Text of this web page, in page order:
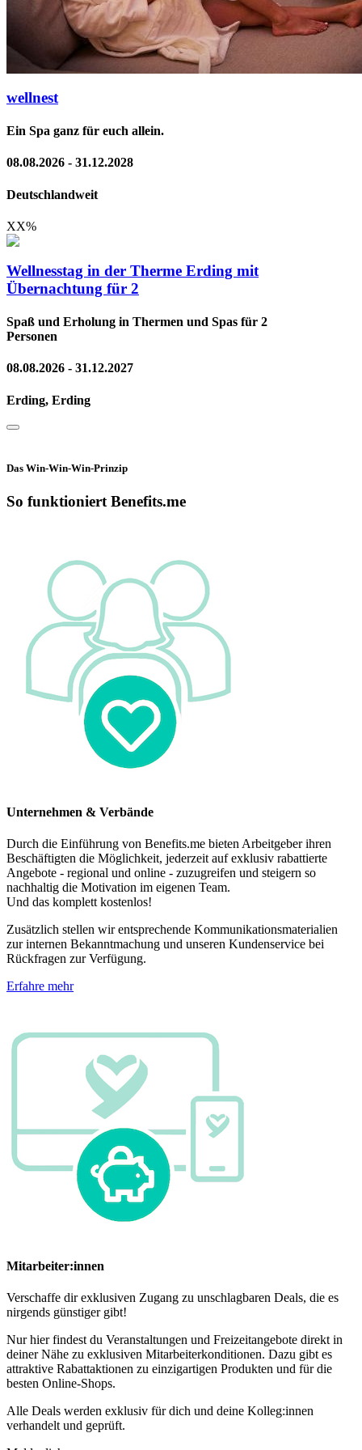
wellnest
Ein Spa ganz für euch allein.
08.08.2026 - 31.12.2028
Deutschlandweit
XX%
Wellnesstag in der Therme Erding mit
Übernachtung für 2
Spaß und Erholung in Thermen und Spas für 2
Personen
08.08.2026 - 31.12.2027
Erding, Erding
Das Win-Win-Win-Prinzip
So funktioniert Benefits.me
Unternehmen & Verbände
Durch die Einführung von Benefits.me bieten Arbeitgeber ihren
Beschäftigten die Möglichkeit, jederzeit auf exklusiv rabattierte
Angebote - regional und online - zuzugreifen und steigern so
nachhaltig die Motivation im eigenen Team.
Und das komplett kostenlos!
Zusätzlich stellen wir entsprechende Kommunikationsmaterialien
zur internen Bekanntmachung und unseren Kundenservice bei
Rückfragen zur Verfügung.
Erfahre mehr
Mitarbeiter:innen
Verschaffe dir exklusiven Zugang zu unschlagbaren Deals, die es
nirgends günstiger gibt!
Nur hier findest du Veranstaltungen und Freizeitangebote direkt in
deiner Nähe zu exklusiven Mitarbeiterkonditionen. Dazu gibt es
attraktive Rabattaktionen zu einzigartigen Produkten und für die
besten Online-Shops.
Alle Deals werden exklusiv für dich und deine Kolleg:innen
verhandelt und geprüft.